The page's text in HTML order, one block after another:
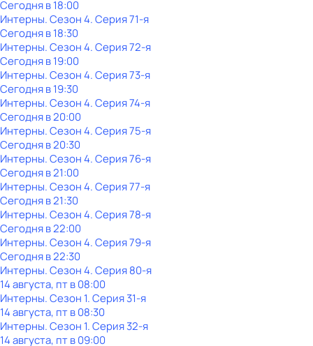
Сегодня в 18:00
Интерны. Сезон 4. Серия 71-я
Сегодня в 18:30
Интерны. Сезон 4. Серия 72-я
Сегодня в 19:00
Интерны. Сезон 4. Серия 73-я
Сегодня в 19:30
Интерны. Сезон 4. Серия 74-я
Сегодня в 20:00
Интерны. Сезон 4. Серия 75-я
Сегодня в 20:30
Интерны. Сезон 4. Серия 76-я
Сегодня в 21:00
Интерны. Сезон 4. Серия 77-я
Сегодня в 21:30
Интерны. Сезон 4. Серия 78-я
Сегодня в 22:00
Интерны. Сезон 4. Серия 79-я
Сегодня в 22:30
Интерны. Сезон 4. Серия 80-я
14 августа, пт в 08:00
Интерны. Сезон 1. Серия 31-я
14 августа, пт в 08:30
Интерны. Сезон 1. Серия 32-я
14 августа, пт в 09:00